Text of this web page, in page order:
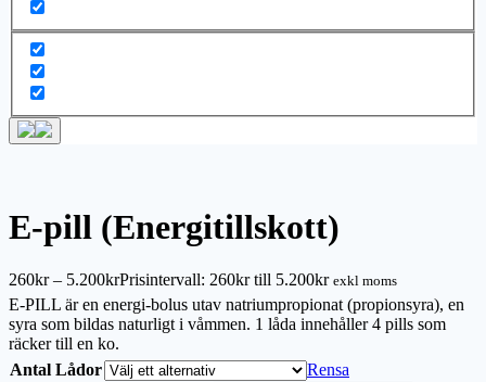
E-pill (Energitillskott)
260kr – 5.200krPrisintervall: 260kr till 5.200kr exkl moms
E-PILL är en energi-bolus utav natriumpropionat (propionsyra), en
syra som bildas naturligt i våmmen. 1 låda innehåller 4 pills som
räcker till en ko.
Antal Lådor
Rensa